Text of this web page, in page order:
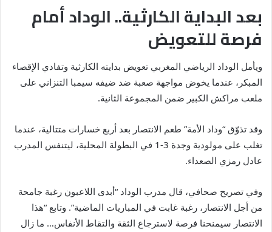
بعد البداية الكارثية.. الوداد أمام
فرصة للتعويض
ويأمل الوداد الرياضي المغربي تعويض بدايته الكارثية وتفادي الإقصاء
المبكر، عندما يخوض مواجهة صعبة ضد ضيفه سيمبا التنزاني على
ملعب مراكش الكبير ضمن المجموعة الثانية.
وقد تذوّق “وداد الأمة” طعم الانتصار بعد أربع خسارات متتالية، عندما
تغلب على مولودية وجدة 3-1 في البطولة المحلية، ليتنفس المدرب
عادل رمزي الصعداء.
وفي تصريح صحافي، قال مدرب الوداد “أبدى اللاعبون رغبة جامحة
من أجل الانتصار، رغبة غابت في المباريات الماضية”. وتابع “هذا
الانتصار سيمنحنا فرصة لاسترجاع الثقة والتقاط الأنفاس… ما زال